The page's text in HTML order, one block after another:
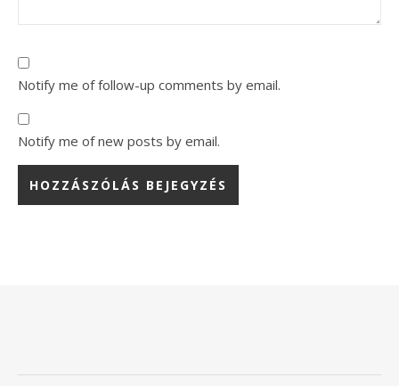
Notify me of follow-up comments by email.
Notify me of new posts by email.